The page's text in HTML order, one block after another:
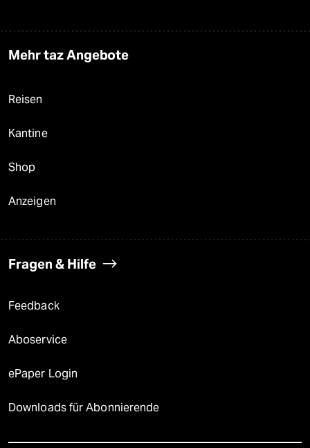
Mehr taz Angebote
Reisen
Kantine
Shop
Anzeigen
Fragen & Hilfe
Feedback
Aboservice
ePaper Login
Downloads für Abonnierende